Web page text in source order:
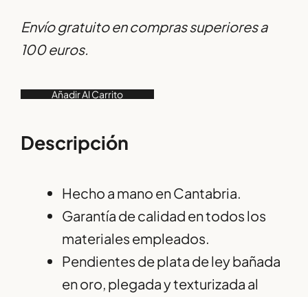
Envío gratuito en compras superiores a
100 euros.
Añadir Al Carrito
Descripción
Hecho a mano en Cantabria.
Garantía de calidad en todos los
materiales empleados.
Pendientes de plata de ley bañada
en oro, plegada y texturizada al